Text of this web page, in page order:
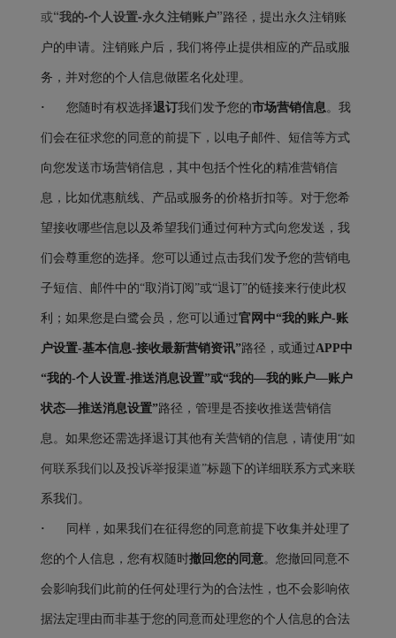
或“我的-个人设置-永久注销账户”路径 ，提出永久注销账
户的申请。注销账户后，我们将停止提供相应的产品或服
务，并对您的个人信息做匿名化处理。
· 您随时有权选择退订我们发予您的市场营销信息。我
们会在征求您的同意的前提下，以电子邮件、短信等方式
向您发送市场营销信息，其中包括个性化的精准营销信
息，比如优惠航线、产品或服务的价格折扣等。对于您希
望接收哪些信息以及希望我们通过何种方式向您发送，我
们会尊重您的选择。您可以通过点击我们发予您的营销电
子短信、邮件中的“取消订阅”或“退订”的链接来行使此权
利；如果您是白鹭会员，您可以通过官网中“我的账户-账
户设置-基本信息-接收最新营销资讯”路径，或通过APP中
“我的-个人设置-推送消息设置”或“我的—我的账户—账户
状态—推送消息设置”路径，管理是否接收推送营销信
息。如果您还需选择退订其他有关营销的信息，请使用 “如
何联系我们以及投诉举报渠道”标题下的详细联系方式来联
系我们。
· 同样，如果我们在征得您的同意前提下收集并处理了
您的个人信息，您有权随时撤回您的同意。您撤回同意不
会影响我们此前的任何处理行为的合法性，也不会影响依
据法定理由而非基于您的同意而处理您的个人信息的合法